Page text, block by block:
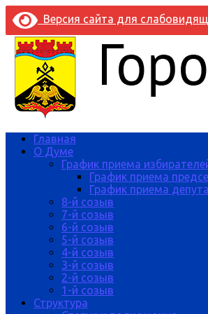
Версия сайта для
Главная
О Думе
График приема
График приема
График приема
8-й созыв
7-й созыв
6-й созыв
5-й созыв
4-й созыв
3-й созыв
2-й созыв
1-й созыв
Структура